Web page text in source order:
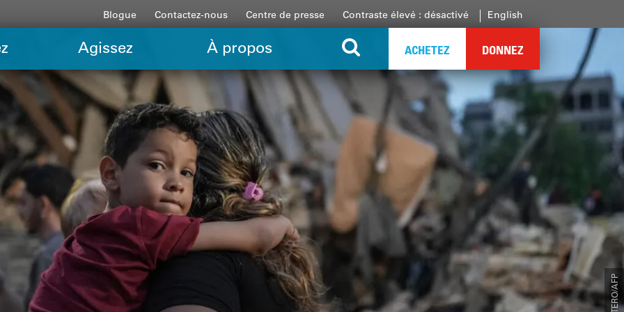
Blogue Contactez-nous Centre de presse Contraste élevé : désactivé English
Agissez À propos ACHETEZ DONNEZ